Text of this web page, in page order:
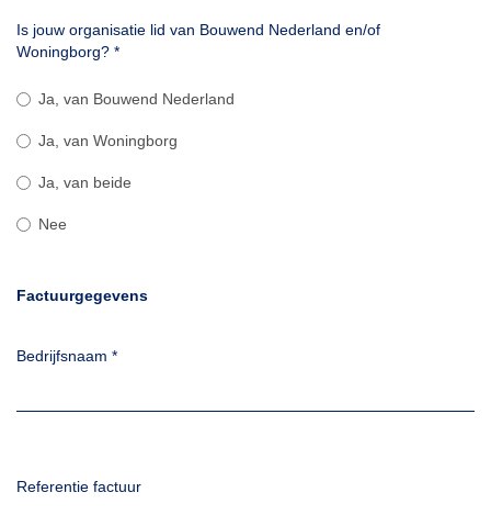
Is jouw organisatie lid van Bouwend Nederland en/of
Woningborg? *
Ja, van Bouwend Nederland
Ja, van Woningborg
Ja, van beide
Nee
Factuurgegevens
Bedrijfsnaam *
Referentie factuur